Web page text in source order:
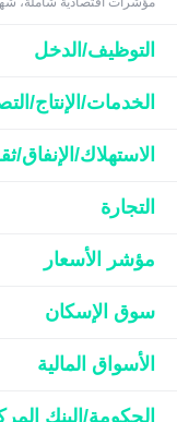
التوظيف/الدخل
الخدمات/الإنتاج/
الاستهلاك/الإنفاق/
التجارة
مؤشر الأسعار
سوق الإسكان
الأسواق المالية
الحكومة/البنك